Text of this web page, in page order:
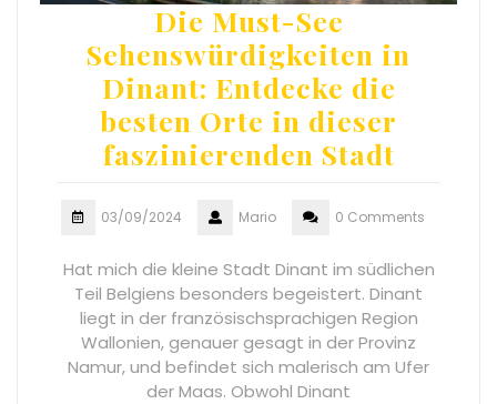
Die Must-See
Sehenswürdigkeiten in
Dinant: Entdecke die
besten Orte in dieser
faszinierenden Stadt
03/09/2024 Mario 0 Comments
Hat mich die kleine Stadt Dinant im südlichen
Teil Belgiens besonders begeistert. Dinant
liegt in der französischsprachigen Region
Wallonien, genauer gesagt in der Provinz
Namur, und befindet sich malerisch am Ufer
der Maas. Obwohl Dinant